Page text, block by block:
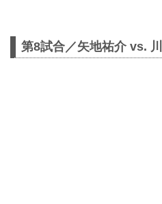
第8試合／矢地祐介 vs.